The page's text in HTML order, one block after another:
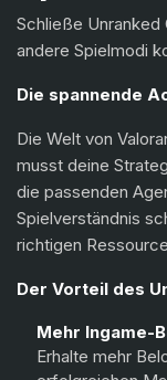
KAY/O
Reyna
Raze
Neon
Gekko
Schließe Unranked
andere Spielmodi
Die spannende
Die Welt von
musst deine
die passenden
Spielverständnis
richtigen
Der Vorteil des
Mehr Ingame-
Erhalte mehr